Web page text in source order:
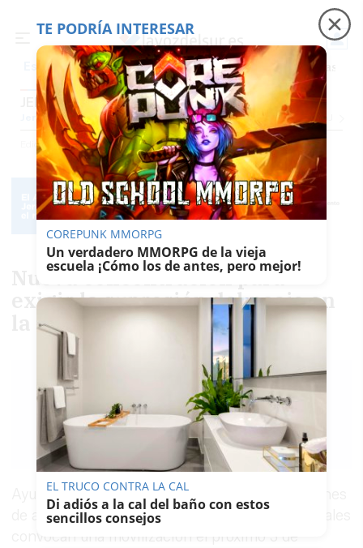
Es noticia Precio luz Perseidas Fábrica de botellas
JEREZ
JerezProvincia CádizCádizSevillaMálagaHuelvaGranadaCórdoba
Ediciones Jerez
Nueva concentración para
exigir la supresión del peaje en
la AP-4
CLAUDIA GONZÁLEZ
28/10/2016
FacebookWhatsApp
Copy
Link
Guardar 0
Ayuntamientos de Sevilla y Cádiz, las diputaciones
de ambas provincias, sindicatos y agentes sociales
convocan una movilización el próximo 3 de
TE PODRÍA INTERESAR
COREPUNK MMORPG
Un verdadero MMORPG de la vieja
escuela ¡Cómo los de antes, pero mejor!
EL TRUCO CONTRA LA CAL
Di adiós a la cal del baño con estos
sencillos consejos